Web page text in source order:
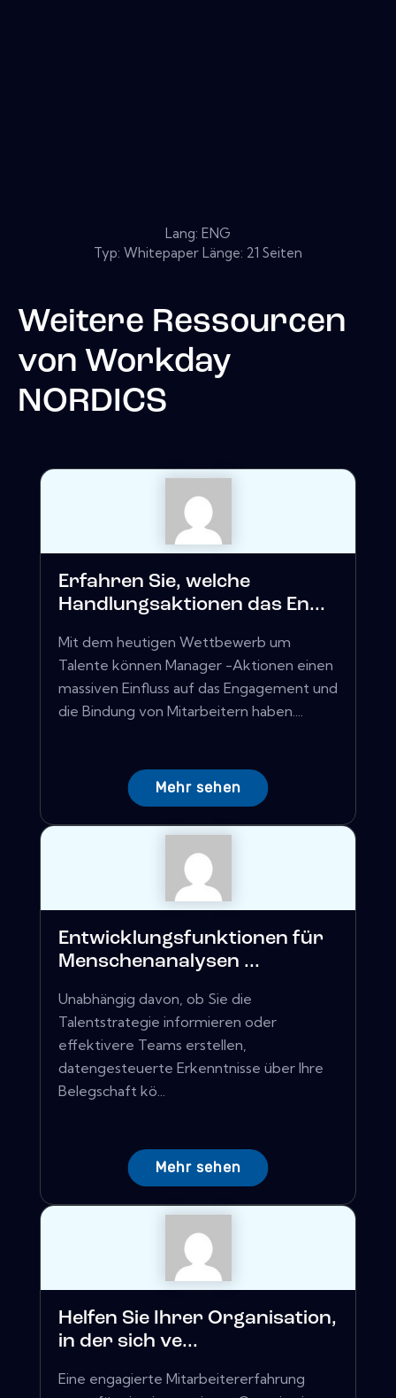
Lang: ENG
Typ: Whitepaper Länge: 21 Seiten
Weitere Ressourcen
von Workday
NORDICS
Erfahren Sie, welche
Handlungsaktionen das En...
Mit dem heutigen Wettbewerb um
Talente können Manager -Aktionen einen
massiven Einfluss auf das Engagement und
die Bindung von Mitarbeitern haben....
Mehr sehen
Entwicklungsfunktionen für
Menschenanalysen ...
Unabhängig davon, ob Sie die
Talentstrategie informieren oder
effektivere Teams erstellen,
datengesteuerte Erkenntnisse über Ihre
Belegschaft kö...
Mehr sehen
Helfen Sie Ihrer Organisation,
in der sich ve...
Eine engagierte Mitarbeitererfahrung